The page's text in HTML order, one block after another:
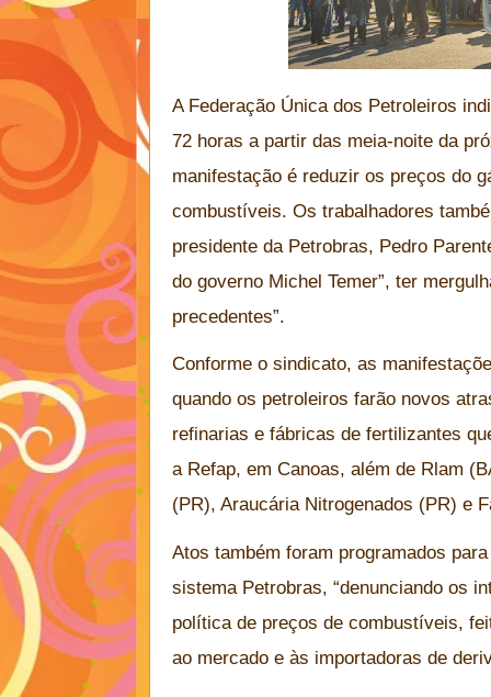
A Federação Única dos Petroleiros
72 horas a partir das meia-noite da
manifestação é reduzir os preços do
combustíveis. Os trabalhadores
presidente da Petrobras, Pedro
do governo Michel Temer”, ter
precedentes”.
Conforme o sindicato, as
quando os petroleiros farão novos
refinarias e fábricas de fertilizantes
a Refap, em Canoas, além de Rlam
(PR), Araucária Nitrogenados (PR) e
Atos também foram programados
sistema Petrobras, “denunciando os
política de preços de combustíveis,
ao mercado e às importadoras de